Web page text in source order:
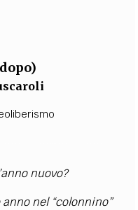
nuovo?
nel “colonnino”